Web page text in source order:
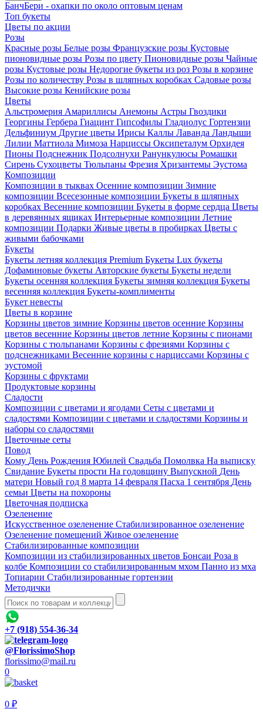
БанчБери - охапки по около оптовым ценам
Топ букеты
Цветы по акции
Розы
Красные розы Белые розы Французские розы Кустовые
пионовидные розы Розы по цвету Пионовидные розы Чайные
розы Кустовые розы Недорогие букеты из роз Розы в корзине
Розы по количеству Розы в шляпных коробках Садовые розы
Высокие розы Кенийские розы
Цветы
Альстромерия Амариллисы Анемоны Астры Гвоздики
Георгины Гербера Гиацинт Гипсофилы Гладиолус Гортензии
Дельфиниум Другие цветы Ирисы Каллы Лаванда Ландыши
Лилии Маттиола Мимоза Нарциссы Оксипеталум Орхидея
Пионы Подснежник Подсолнухи Ранункулюсы Ромашки
Сирень Сухоцветы Тюльпаны Фрезия Хризантемы Эустома
Композиции
Композиции в тыквах Осенние композиции Зимние
композиции Всесезонные композиции Букеты в шляпных
коробках Весенние композиции Букеты в форме сердца Цветы
в деревянных ящиках Интерьерные композиции Летние
композиции Подарки Живые цветы в пробирках Цветы с
живыми бабочками
Букеты
Букеты летняя коллекция Premium Букеты Lux букеты
Дофаминовые букеты Авторские букеты Букеты недели
Букеты осенняя коллекция Букеты зимняя коллекция Букеты
весенняя коллекция Букеты-комплименты
Букет невесты
Цветы в корзине
Корзины цветов зимние Корзины цветов осенние Корзины
цветов весенние Корзины цветов летние Корзины с пионами
Корзины с тюльпанами Корзины с фрезиями Корзины с
подснежниками Весенние корзины с нарциссами Корзины с
эустомой
Корзины с фруктами
Продуктовые корзины
Сладости
Композиции с цветами и ягодами Сеты с цветами и
сладостями Композиции с цветами и сладостями Корзины и
наборы со сладостями
Цветочные сеты
Повод
Кому День Рождения Юбилей Свадьба Помолвка На выписку
Свидание Букеты прости На годовщину Выпускной День
матери Новый год 8 марта 14 февраля Пасха 1 сентября День
семьи Цветы на похороны
Цветочная подписка
Озеленение
Искусственное озеленение Стабилизированное озеленение
Озеленение помещений Живое озеленение
Стабилизированные композиции
Композиции из стабилизированных цветов Бонсаи Роза в
колбе Композиции со стабилизированным мхом Панно из мха
Топиарии Стабилизированные гортензии
Методички
+7 (918) 554-36-34
@FlorissimoShop
florissimo@mail.ru
0
0 ₽